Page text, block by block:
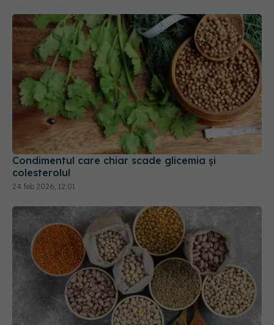
Condimentul care chiar scade glicemia și
colesterolul
24 feb 2026, 12:01